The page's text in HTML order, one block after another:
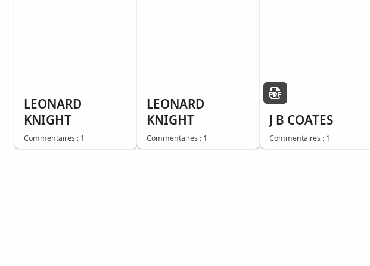
destroyed,
except the Bible.
LEONARD
KNIGHT
Commentaires : 1
LEONARD
KNIGHT
Commentaires : 1
J B COATES
Commentaires : 1